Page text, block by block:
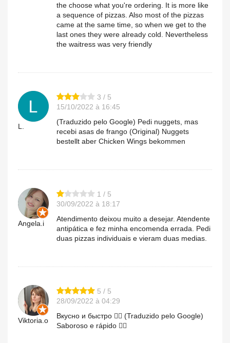
the choose what you're ordering. It is more like
a sequence of pizzas. Also most of the pizzas
came at the same time, so when we get to the
last ones they were already cold. Nevertheless
the waitress was very friendly
L.
3 / 5
15/10/2022 à 16:45
(Traduzido pelo Google) Pedi nuggets, mas
recebi asas de frango (Original) Nuggets
bestellt aber Chicken Wings bekommen
Angela.i
1 / 5
30/09/2022 à 18:17
Atendimento deixou muito a desejar. Atendente
antipática e fez minha encomenda errada. Pedi
duas pizzas individuais e vieram duas medias.
Viktoria.o
5 / 5
28/09/2022 à 04:29
Вкусно и быстро 👍🏼 (Traduzido pelo Google)
Saboroso e rápido 👍🏼